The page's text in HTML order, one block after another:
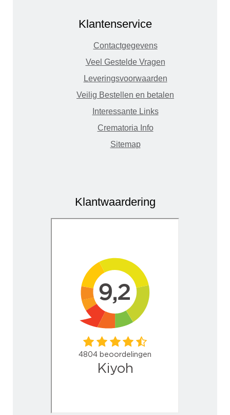
Klantenservice
Contactgegevens
Veel Gestelde Vragen
Leveringsvoorwaarden
Veilig Bestellen en betalen
Interessante Links
Crematoria Info
Sitemap
Klantwaardering